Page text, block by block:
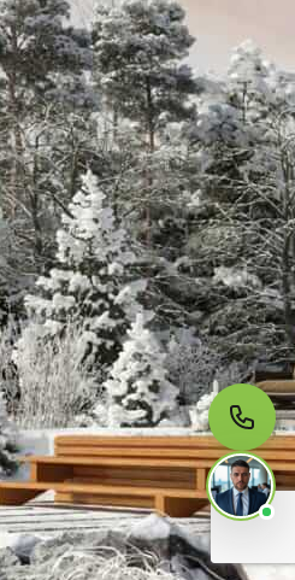
МЫ НА СВЯЗИ
Пишите нам
Онлайн · ответим за 5 минут
в рабочее время
Telegram
WhatsApp
MAX